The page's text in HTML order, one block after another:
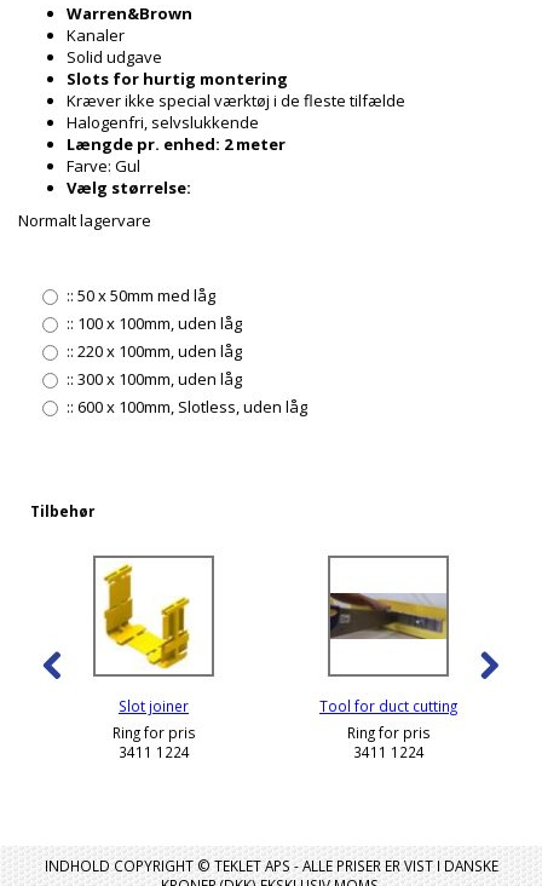
Warren&Brown
Kanaler
Solid udgave
Slots for hurtig montering
Kræver ikke special værktøj i de fleste tilfælde
Halogenfri, selvslukkende
Længde pr. enhed: 2 meter
Farve: Gul
Vælg størrelse:
Normalt lagervare
:: 50 x 50mm med låg
:: 100 x 100mm, uden låg
:: 220 x 100mm, uden låg
:: 300 x 100mm, uden låg
:: 600 x 100mm, Slotless, uden låg
Tilbehør
Slot joiner
Ring for pris
3411 1224
Tool for duct cutting
Ring for pris
3411 1224
INDHOLD COPYRIGHT © TEKLET APS - ALLE PRISER ER VIST I DANSKE